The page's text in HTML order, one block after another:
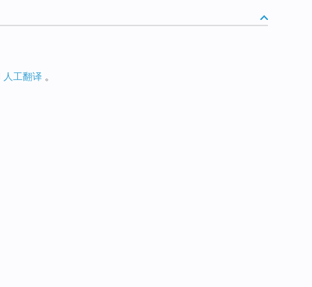
人工翻译 。